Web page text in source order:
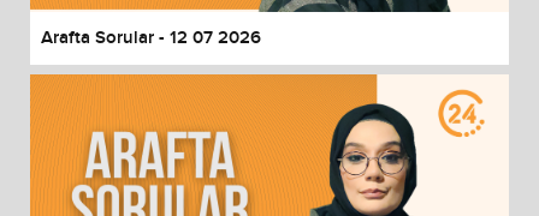
Arafta Sorular - 12 07 2026